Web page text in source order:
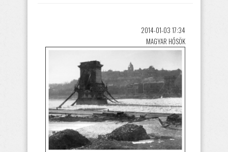
2014-01-03 17:34
MAGYAR HŐSÖK